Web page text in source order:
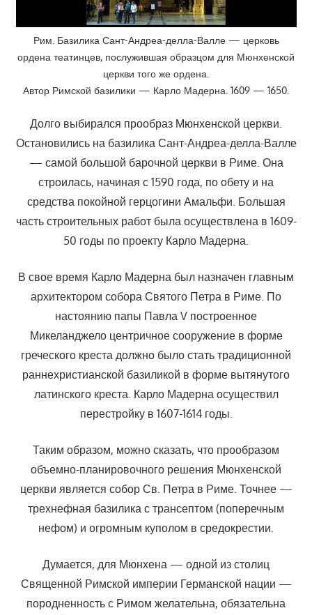
Рим. Базилика Сант-Андреа-делла-Валле — церковь
ордена театинцев, послужившая образцом для Мюнхенской
церкви того же ордена.
Автор Римской базилики — Карло Мадерна. 1609 — 1650.
Долго выбирался прообраз Мюнхенской церкви.
Остановились на базилика Сант-Андреа-делла-Валле
— самой большой барочной церкви в Риме. Она
строилась, начиная с 1590 года, по обету и на
средства покойной герцогини Амальфи. Большая
часть строительных работ была осуществлена в 1609-
50 годы по проекту Карло Мадерна.
В свое время Карло Мадерна был назначен главным
архитектором собора Святого Петра в Риме. По
настоянию папы Павла V построенное
Микеланджело центричное сооружение в форме
греческого креста должно было стать традиционной
раннехристианской базиликой в форме вытянутого
латинского креста. Карло Мадерна осуществил
перестройку в 1607-1614 годы.
Таким образом, можно сказать, что прообразом
объемно-планировочного решения Мюнхенской
церкви является собор Св. Петра в Риме. Точнее —
трехнефная базилика с трансептом (поперечным
нефом) и огромным куполом в средокрестии.
Думается, для Мюнхена — одной из столиц
Священной Римской империи Германской нации —
породненность с Римом желательна, обязательна